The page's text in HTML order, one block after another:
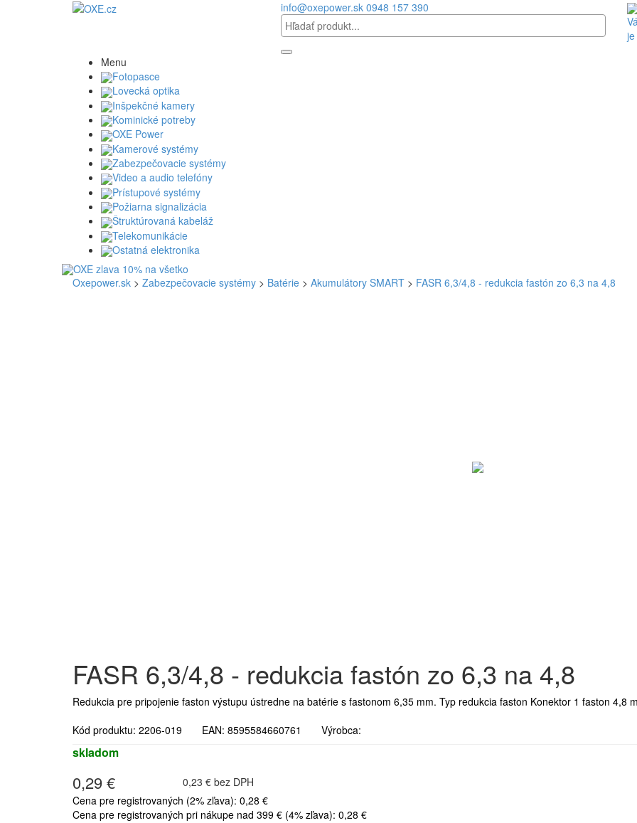
info@oxepower.sk 0948 157 390
Menu
Fotopasce
Lovecká optika
Inšpekčné kamery
Kominické potreby
OXE Power
Kamerové systémy
Zabezpečovacie systémy
Video a audio telefóny
Prístupové systémy
Požiarna signalizácia
Štruktúrovaná kabeláž
Telekomunikácie
Ostatná elektronika
Oxepower.sk > Zabezpečovacie systémy > Batérie > Akumulátory SMART > FASR 6,3/4,8 - redukcia fastón zo 6,3 na 4,8
FASR 6,3/4,8 - redukcia fastón zo 6,3 na 4,8
Redukcia pre pripojenie faston výstupu ústredne na batérie s fastonom 6,35 mm. Typ redukcia faston Konektor 1 faston 4,8
Kód produktu: 2206-019 EAN: 8595584660761 Výrobca:
skladom
0,29 €
0,23 € bez DPH
Cena pre registrovaných (2% zľava): 0,28 €
Cena pre registrovaných pri nákupe nad 399 € (4% zľava): 0,28 €